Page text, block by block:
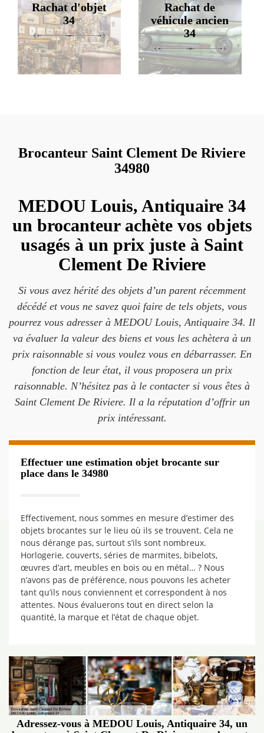
Rachat d'objet
34
Rachat de
véhicule ancien
34
Brocanteur Saint Clement De Riviere
34980
MEDOU Louis, Antiquaire 34
un brocanteur achète vos objets
usagés à un prix juste à Saint
Clement De Riviere
Si vous avez hérité des objets d’un parent récemment
décédé et vous ne savez quoi faire de tels objets, vous
pourrez vous adresser à MEDOU Louis, Antiquaire 34. Il
va évaluer la valeur des biens et vous les achètera à un
prix raisonnable si vous voulez vous en débarrasser. En
fonction de leur état, il vous proposera un prix
raisonnable. N’hésitez pas à le contacter si vous êtes à
Saint Clement De Riviere. Il a la réputation d’offrir un
prix intéressant.
Effectuer une estimation objet brocante sur
place dans le 34980
Effectivement, nous sommes en mesure d’estimer des
objets brocantes sur le lieu où ils se trouvent. Cela ne
nous dérange pas, surtout s’ils sont nombreux.
Horlogerie, couverts, séries de marmites, bibelots,
œuvres d’art, meubles en bois ou en métal… ? Nous
n’avons pas de préférence, nous pouvons les acheter
tant qu’ils nous conviennent et correspondent à nos
attentes. Nous évaluerons tout en direct selon la
quantité, la marque et l’état de chaque objet.
Adressez-vous à MEDOU Louis, Antiquaire 34, un